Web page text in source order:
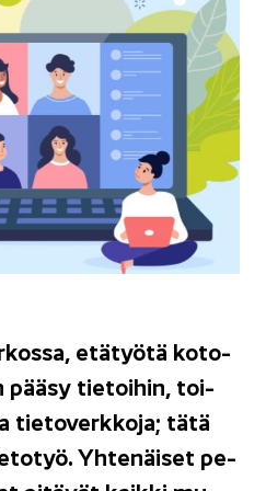
etä­työ­tä ko­to­
pääsy tie­toi­hin, toi­
tie­to­verk­ko­ja; tätä
Yh­te­näi­set pe­